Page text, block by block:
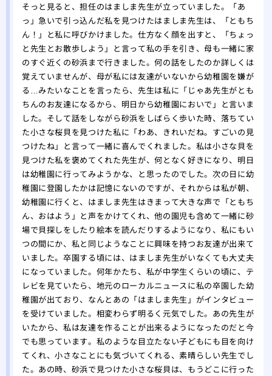
そっと見ると、担任のはましま先生が立っていました。「あ
っ」急いで引っ込んだ私を見つけたはましま先生は、「ともち
ん！」と私に呼びかけました。仕方なく顔を出すと、「ちょっ
と先生とお散歩しよう」と言って私の手を引き、母も一緒に家
のすぐ近くの砂浜まで行きました。何の話をしたのか詳しくは
覚えていませんが、母が私には友達がいないから幼稚園を嫌が
る…みたいなことを言ったら、先生は私に「じゃあ先生がとも
ちんのお友達になるから、明日から幼稚園においで」と言いま
した。そして話をしながら砂浜をしばらく歩いた時、落ちてい
た小さな桜貝を見つけた私に「わあ、きれいだね。すごいの見
つけたね」と言って一緒に喜んでくれました。私は小さな貝を
見つけた私を褒めてくれた先生が、何となく好きになり、明日
は幼稚園に行ってみようかな、と思ったのでした。次の日に幼
稚園に登園したかは記憶にないのですが、それからは私が朝、
幼稚園に行くと、はましま先生はきまって大きな声で「ともち
ん、おはよう」と声をかけてくれ、他の園児も含めて一緒に砂
場で貝探しをしたり絵本を読んだりするようになり、私にもい
つの間にか、私と同じようなことに興味を持つお友達が出来て
いました。卒園する頃には、はましま先生がいなくても大丈夫
になっていました。何年かたち、私が中学生くらいの頃に、テ
レビを見ていたら、地元のローカルニュースに私の卒園した幼
稚園が出ており、なんとあの「はましま先生」がインタビュー
を受けていました。相変わらず明るく元気でした。あの先生が
いたから、私は友達を作ることが出来るようになったのだと今
でも思っています。私のような目立たない子どもにも目を向け
てくれ、小さなことにも気づいてくれる、素晴らしい先生でし
た。あの時、砂浜で見つけた小さな桜貝は、もうどこに行った